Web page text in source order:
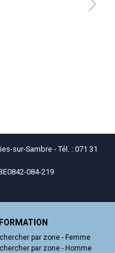
sur-Sambre - Tél. : 071 31
084-219
par zone - Femme
par zone - Homme